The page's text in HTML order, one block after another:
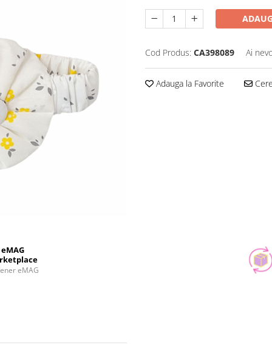
Cod Produs: CA398089 Ai
Adauga la Favorite
eMAG
eMAG